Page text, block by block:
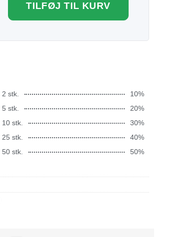
TILFØJ TIL KURV
2 stk.
10%
5 stk.
20%
10 stk.
30%
25 stk.
40%
50 stk.
50%